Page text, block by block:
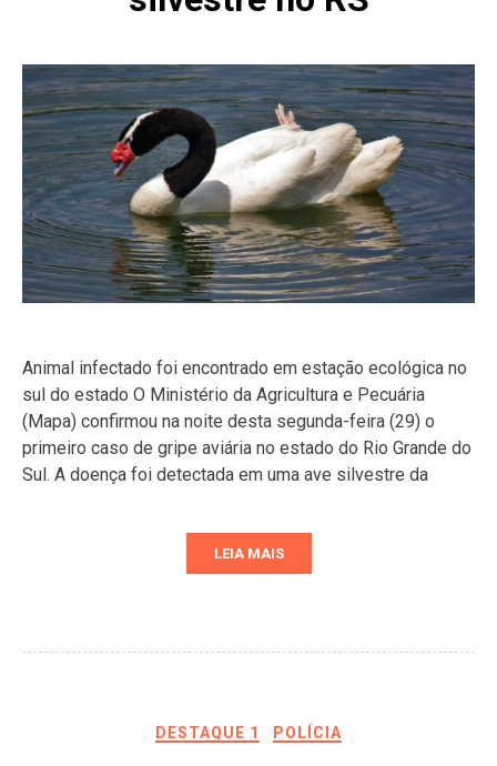
Animal infectado foi encontrado em estação ecológica no
sul do estado O Ministério da Agricultura e Pecuária
(Mapa) confirmou na noite desta segunda-feira (29) o
primeiro caso de gripe aviária no estado do Rio Grande do
Sul. A doença foi detectada em uma ave silvestre da
LEIA MAIS
DESTAQUE 1 POLÍCIA